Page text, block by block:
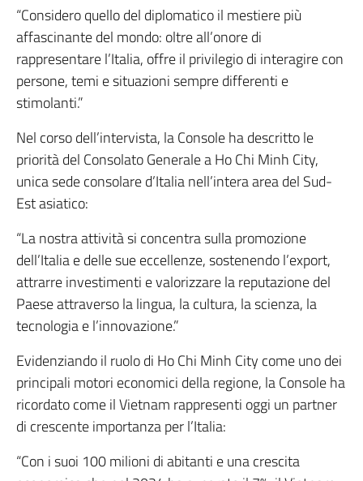
“Considero quello del diplomatico il mestiere più
affascinante del mondo: oltre all’onore di
rappresentare l’Italia, offre il privilegio di interagire con
persone, temi e situazioni sempre differenti e
stimolanti.”
Nel corso dell’intervista, la Console ha descritto le
priorità del Consolato Generale a Ho Chi Minh City,
unica sede consolare d’Italia nell’intera area del Sud-
Est asiatico:
“La nostra attività si concentra sulla promozione
dell’Italia e delle sue eccellenze, sostenendo l’export,
attrarre investimenti e valorizzare la reputazione del
Paese attraverso la lingua, la cultura, la scienza, la
tecnologia e l’innovazione.”
Evidenziando il ruolo di Ho Chi Minh City come uno dei
principali motori economici della regione, la Console ha
ricordato come il Vietnam rappresenti oggi un partner
di crescente importanza per l’Italia:
“Con i suoi 100 milioni di abitanti e una crescita